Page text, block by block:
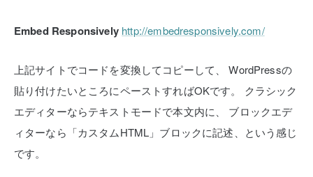
Embed Responsively http://embedresponsively.com/
上記サイトでコードを変換してコピーして、
WordPressの
貼り付けたいところにペーストすればOKです。
クラシック
エディターならテキストモードで本文内に、
ブロックエデ
ィターなら「カスタムHTML」ブロックに記述、という感じ
です。